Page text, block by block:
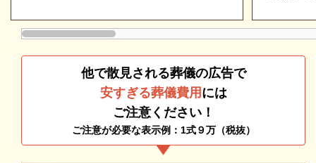
ただいてから施行いたしますのでご安心ください。
一般葬とは、お通夜から火葬までを2日間に分けて執
参列者の制限がないため、家族や故人の友人、仕事関
係者など多くの方々に参列していただけます。
より多くの方たちで故人をお見送りされたい場合やし
きたりを大切にされたい場合に、おすすめの葬儀形態
です。
他で散見される葬儀の広告で
安すぎる葬儀費用 には
ご注意ください！
ご注意が必要な表示例：1式９万（税抜）